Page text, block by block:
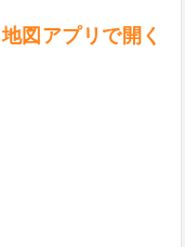
地図アプリで開く